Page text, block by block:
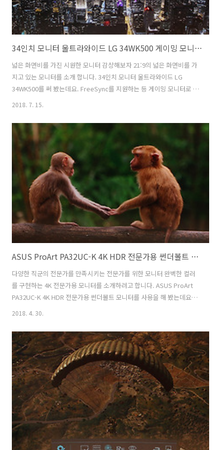
34인치 모니터 울트라와이드 LG 34WK500 게이밍 모니터 후기
넓은 화면비를 가진 시원한 모니터 감상해보자 21:9의 넓은 화면비를 가
지고 있는 모니터를 소개 합니다. 34인치 모니터 울트라와이드 LG
34WK500를 써 봤는데요. FreeSync를 지원하는 등 게이밍 모니터로 활
용할 수 도 있는 제품입니다. 34인치 모니터 LG 34WK500는 울트라와이
생각으로는 모니터 전체 인치수가 커진만큼 더 쓸만해졌다고 볼 수 있습
니다. 사무실에서 사용한다면 작은 모니터 듀얼 모니터로 쓰는 것 보다는
이 모니터를 하나를 쓰는게 여러모로 이득이긴하죠. 이 모니터는 21:9 비
율을 가지고 있어서 화면비가 맞는 영상 컨텐츠를 재생하면 멋진 모습을
볼 수 있습니다. 34인치 모니터 울트라와이드 LG 34WK50..
2018. 7. 15.
ASUS ProArt PA32UC-K 4K HDR 전문가용 썬더볼트 모니터
다양한 직군의 전문가를 만족시키는 전문가를 위한 모니터 완벽한 컬러
를 구현하는 4K 전문가용 모니터를 소개하려고 합니다. ASUS ProArt
PA32UC-K 4K HDR 전문가용 썬더볼트 모니터를 사용을 해 봤는데요.
넓은 색상범위를 지원하는 모니터 인데요. ASUS ProArt PA32UC-K 4K
P3의 색상 영역 등을 지원 합니다. 384 구역 로컬 디밍을 지원하여 명암
과 색상 간의 미묘한 느낌을 정확하게 표현 합니다. 국내 유일 최대
1000nit 밝기를 제공 하며 썬더볼트3 연결까지 가능한 모니터 입니다.
프로들이 사용할 때 갖춰야할 장점들을 다 갖춘 모니터 였는데요. ASUS
ProArt PA3..
2018. 4. 30.